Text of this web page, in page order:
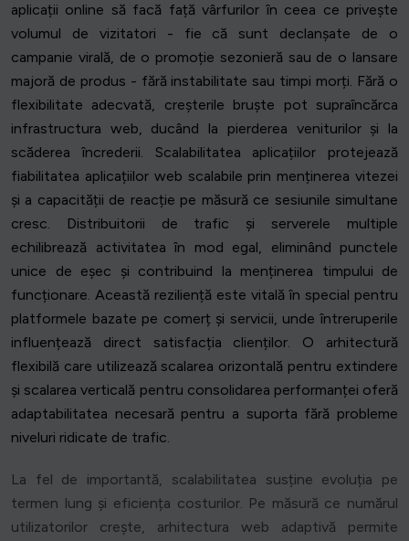
aplicații online să facă față vârfurilor în ceea ce privește
volumul de vizitatori - fie că sunt declanșate de o
campanie virală, de o promoție sezonieră sau de o lansare
majoră de produs - fără instabilitate sau timpi morți. Fără o
flexibilitate adecvată, creșterile bruște pot supraîncărca
infrastructura web, ducând la pierderea veniturilor și la
scăderea încrederii. Scalabilitatea aplicațiilor protejează
fiabilitatea aplicațiilor web scalabile prin menținerea vitezei
și a capacității de reacție pe măsură ce sesiunile simultane
cresc. Distribuitorii de trafic și serverele multiple
echilibrează activitatea în mod egal, eliminând punctele
unice de eșec și contribuind la menținerea timpului de
funcționare. Această reziliență este vitală în special pentru
platformele bazate pe comerț și servicii, unde întreruperile
influențează direct satisfacția clienților. O arhitectură
flexibilă care utilizează scalarea orizontală pentru extindere
și scalarea verticală pentru consolidarea performanței oferă
adaptabilitatea necesară pentru a suporta fără probleme
niveluri ridicate de trafic.
La fel de importantă, scalabilitatea susține evoluția pe
termen lung și eficiența costurilor. Pe măsură ce numărul
utilizatorilor crește, arhitectura web adaptivă permite